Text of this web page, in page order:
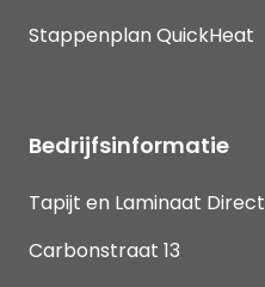
Stappenplan QuickHeat
Bedrijfsinformatie
Tapijt en Laminaat Direct
Carbonstraat 13